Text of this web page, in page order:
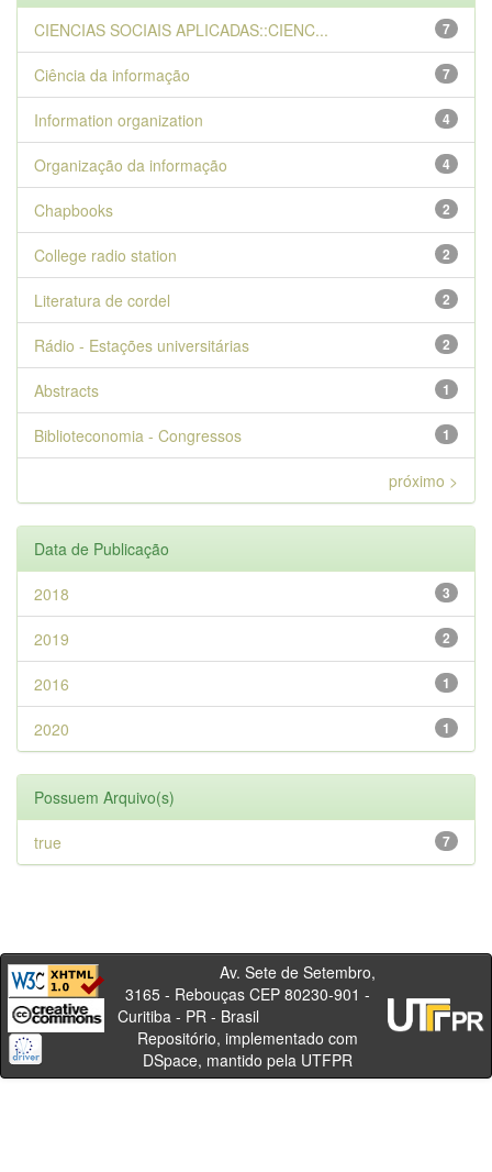
7
CIENCIAS SOCIAIS APLICADAS::CIENC...
7
Ciência da informação
4
Information organization
4
Organização da informação
2
Chapbooks
2
College radio station
2
Literatura de cordel
2
Rádio - Estações universitárias
1
Abstracts
1
Biblioteconomia - Congressos
próximo >
Data de Publicação
3
2018
2
2019
1
2016
1
2020
Possuem Arquivo(s)
7
true
Av. Sete de Setembro,
3165 - Rebouças CEP 80230-901 -
Curitiba - PR - Brasil
Repositório, implementado com
DSpace, mantido pela UTFPR